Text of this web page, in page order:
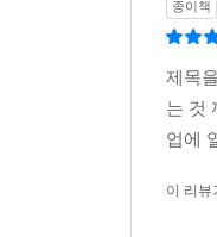
동맹자
증오하는
보였기
맺은 동
한국 현
잘 알려
선전의
괴벨스에
책임을
종이책
제목
는 것
업에
이 리뷰